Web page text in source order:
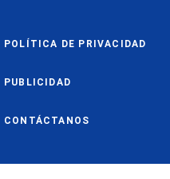
POLÍTICA DE PRIVACIDAD
PUBLICIDAD
CONTÁCTANOS